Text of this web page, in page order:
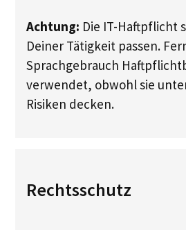
Achtung: Die IT-Haftpflicht
Deiner Tätigkeit passen.
Sprachgebrauch
verwendet, ​obwohl sie
Risiken decken.​
Rechtsschutz